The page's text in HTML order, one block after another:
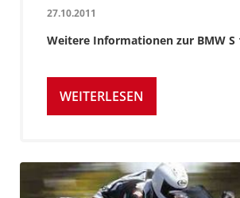
27.10.2011
Weitere Informationen zur BMW S
WEITERLESEN